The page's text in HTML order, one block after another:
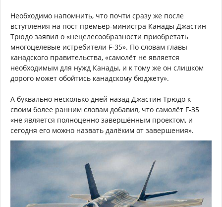
Необходимо напомнить, что почти сразу же после
вступления на пост премьер-министра Канады Джастин
Трюдо заявил о «нецелесообразности приобретать
многоцелевые истребители F-35». По словам главы
канадского правительства, «самолёт не является
необходимым для нужд Канады, и к тому же он слишком
дорого может обойтись канадскому бюджету».
А буквально несколько дней назад Джастин Трюдо к
своим более ранним словам добавил, что самолёт F-35
«не является полноценно завершённым проектом, и
сегодня его можно назвать далёким от завершения».